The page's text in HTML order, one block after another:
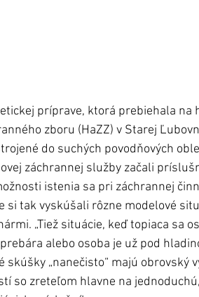
príprave, ktorá prebiehala
zboru (HaZZ) v Starej
do suchých povodňových
záchrannej služby začali
istenia sa pri záchrannej
si tak vyskúšali rôzne modelové
„Tiež situácie, keď topiaca sa
alebo osoba je už pod
skúšky „nanečisto“ majú obrovský
so zreteľom hlavne na